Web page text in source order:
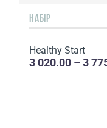
НАБIР
Healthy Start
3 020.00 – 3